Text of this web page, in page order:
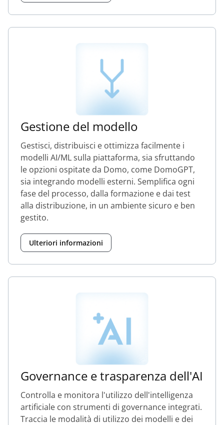
Gestione del modello
Gestisci, distribuisci e ottimizza facilmente i
modelli AI/ML sulla piattaforma, sia sfruttando
le opzioni ospitate da Domo, come DomoGPT,
sia integrando modelli esterni. Semplifica ogni
fase del processo, dalla formazione e dai test
alla distribuzione, in un ambiente sicuro e ben
gestito.
Ulteriori informazioni
Governance e trasparenza dell'AI
Controlla e monitora l'utilizzo dell'intelligenza
artificiale con strumenti di governance integrati.
Traccia le modalità di utilizzo dei modelli e dei